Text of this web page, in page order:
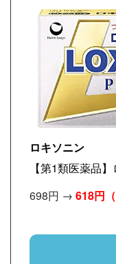
ロキソニン
【第1類医薬品
698円 → 618円